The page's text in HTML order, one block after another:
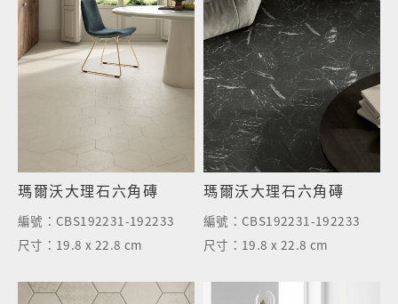
瑪爾沃大理石六角磚
編號： CBS192231-192233
尺寸： 19.8 x 22.8 cm
瑪爾沃大理石六角磚
編號： CBS192231-192233
尺寸： 19.8 x 22.8 cm